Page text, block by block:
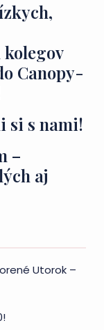
kolegov
Canopy-
si s nami!
–
aj
Utorok –